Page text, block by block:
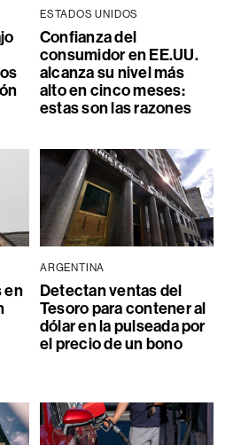
ESTADOS UNIDOS
Confianza del
consumidor en EE.UU.
alcanza su nivel más
alto en cinco meses:
estas son las razones
en
ARGENTINA
Detectan ventas del
Tesoro para contener al
dólar en la pulseada por
el precio de un bono